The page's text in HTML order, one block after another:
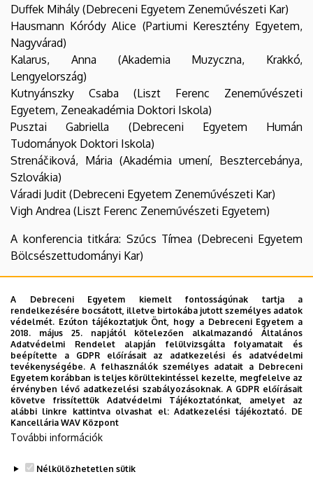
Duffek Mihály (Debreceni Egyetem Zeneművészeti Kar)
Hausmann Kóródy Alice (Partiumi Keresztény Egyetem,
Nagyvárad)
Kalarus, Anna (Akademia Muzyczna, Krakkó,
Lengyelország)
Kutnyánszky Csaba (Liszt Ferenc Zeneművészeti
Egyetem, Zeneakadémia Doktori Iskola)
Pusztai Gabriella (Debreceni Egyetem Humán
Tudományok Doktori Iskola)
Strenáčiková, Mária (Akadémia umení, Besztercebánya,
Szlovákia)
Váradi Judit (Debreceni Egyetem Zeneművészeti Kar)
Vigh Andrea (Liszt Ferenc Zeneművészeti Egyetem)
A konferencia titkára: Szűcs Tímea (Debreceni Egyetem
Bölcsészettudományi Kar)
HERA – Magyar Nevelés- és Oktatáskutatók Egyesülete
CHERD – Debreceni Egyetem Felsőoktatási Kutató és
Fejlesztő Központ
Doktoranduszok Kiss Árpád Közhasznú Egyesülete
A Jövő Művészetéért Alapítvány
Debreceni Egyetem Zeneművészeti Kar
A Debreceni Egyetem kiemelt fontosságúnak tartja a
rendelkezésére bocsátott, illetve birtokába jutott személyes adatok
védelmét. Ezúton tájékoztatjuk Önt, hogy a Debreceni Egyetem a
2018. május 25. napjától kötelezően alkalmazandó Általános
Adatvédelmi Rendelet alapján felülvizsgálta folyamatait és
beépítette a GDPR előírásait az adatkezelési és adatvédelmi
tevékenységébe. A felhasználók személyes adatait a Debreceni
Egyetem korábban is teljes körültekintéssel kezelte, megfelelve az
érvényben lévő adatkezelési szabályozásoknak. A GDPR előírásait
követve frissítettük Adatvédelmi Tájékoztatónkat, amelyet az
alábbi linkre kattintva olvashat el:Adatkezelési tájékoztató. DE
Kancellária WAV Központ
További információk
Nélkülözhetetlen sütik